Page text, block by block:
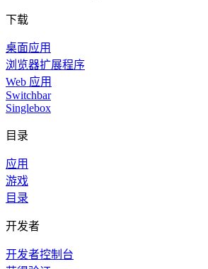
下载
桌面应用
浏览器扩展程序
Web 应用
Switchbar
Singlebox
目录
应用
游戏
目录
开发者
开发者控制台